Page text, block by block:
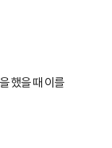
했을 때 이를